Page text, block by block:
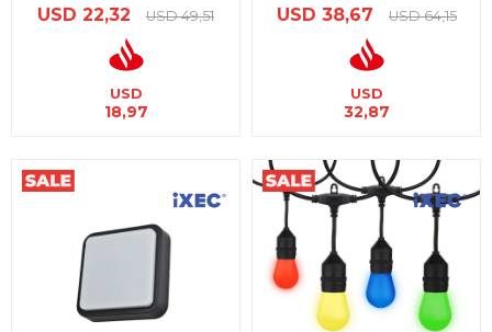
USD 22,32 USD 49,51
USD
18,97
USD 38,67 USD 64,15
USD
32,87